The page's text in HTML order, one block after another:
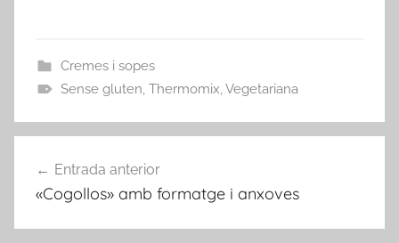
Cremes i sopes
Sense gluten, Thermomix,Vegetariana
d'entrades
Entrada anterior
«Cogollos» amb formatge i anxoves